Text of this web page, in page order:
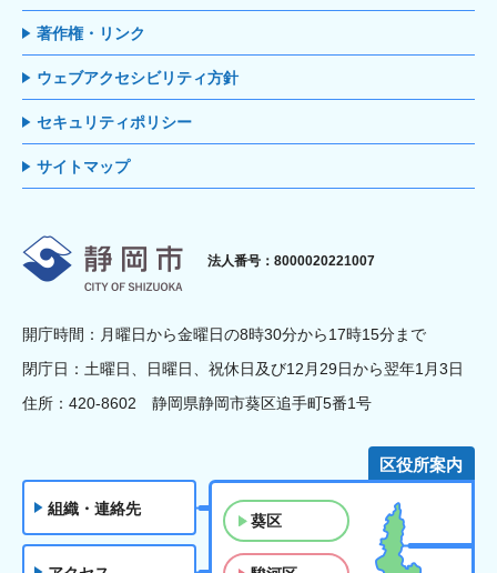
著作権・リンク
ウェブアクセシビリティ方針
セキュリティポリシー
サイトマップ
静岡市
法人番号：8000020221007
開庁時間：月曜日から金曜日の8時30分から17時15分まで
閉庁日：土曜日、日曜日、祝休日及び12月29日から翌年1月3日
住所：420-8602 静岡県静岡市葵区追手町5番1号
組織・連絡先
区役所案内
葵区